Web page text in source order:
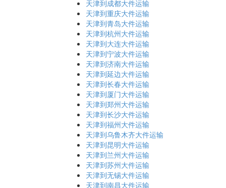
天津到成都大件运输
天津到重庆大件运输
天津到青岛大件运输
天津到杭州大件运输
天津到大连大件运输
天津到宁波大件运输
天津到济南大件运输
天津到延边大件运输
天津到长春大件运输
天津到厦门大件运输
天津到郑州大件运输
天津到长沙大件运输
天津到福州大件运输
天津到乌鲁木齐大件运输
天津到昆明大件运输
天津到兰州大件运输
天津到苏州大件运输
天津到无锡大件运输
天津到南昌大件运输